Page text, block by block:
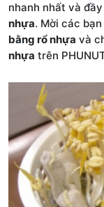
nhanh nhất và
nhựa. Mời các
bằng rổ nhựa và
nhựa trên